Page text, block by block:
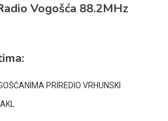
Vogošća 88.2MHz
PRIREDIO VRHUNSKI